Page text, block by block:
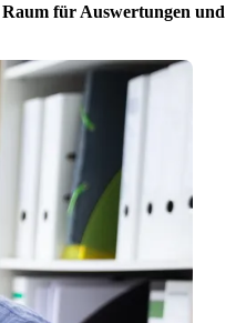
Raum für Auswertungen und